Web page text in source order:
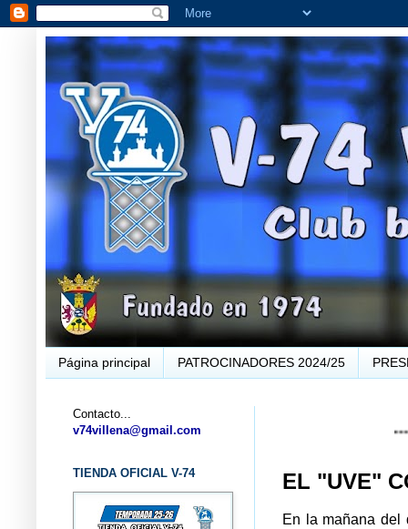
Página principal PATROCINADORES 2024/25
... CLUB
EL "UVE"
En la mañana del
Contacto...
v74villena@gmail.com
TIENDA OFICIAL V-74